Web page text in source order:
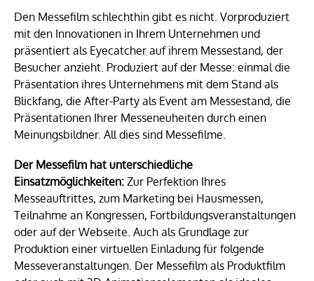
Den Messefilm schlechthin gibt es nicht. Vorproduziert
mit den Innovationen in Ihrem Unternehmen und
präsentiert als Eyecatcher auf ihrem Messestand, der
Besucher anzieht. Produziert auf der Messe: einmal die
Präsentation ihres Unternehmens mit dem Stand als
Blickfang, die After-Party als Event am Messestand, die
Präsentationen Ihrer Messeneuheiten durch einen
Meinungsbildner. All dies sind Messefilme.
Der Messefilm hat unterschiedliche
Einsatzmöglichkeiten: Zur Perfektion Ihres
Messeauftrittes, zum Marketing bei Hausmessen,
Teilnahme an Kongressen, Fortbildungsveranstaltungen
oder auf der Webseite. Auch als Grundlage zur
Produktion einer virtuellen Einladung für folgende
Messeveranstaltungen. Der Messefilm als Produktfilm